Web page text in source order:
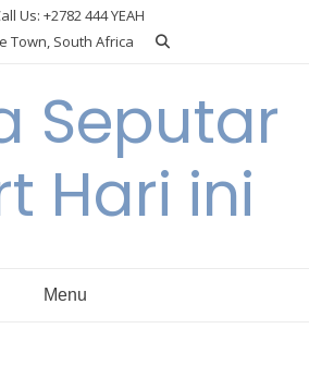
Us: +2782 444 YEAH
Town, South Africa
Seputar
Hari ini
Menu